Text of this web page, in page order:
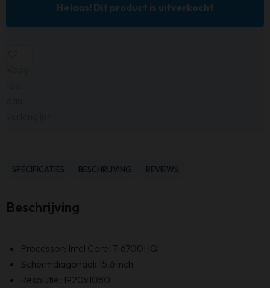
Helaas! Dit product is uitverkocht
SPECIFICATIES BESCHRIJVING REVIEWS
Beschrijving
Processor: Intel Core i7-6700HQ
Schermdiagonaal: 15,6 inch
Resolutie: 1920x1080